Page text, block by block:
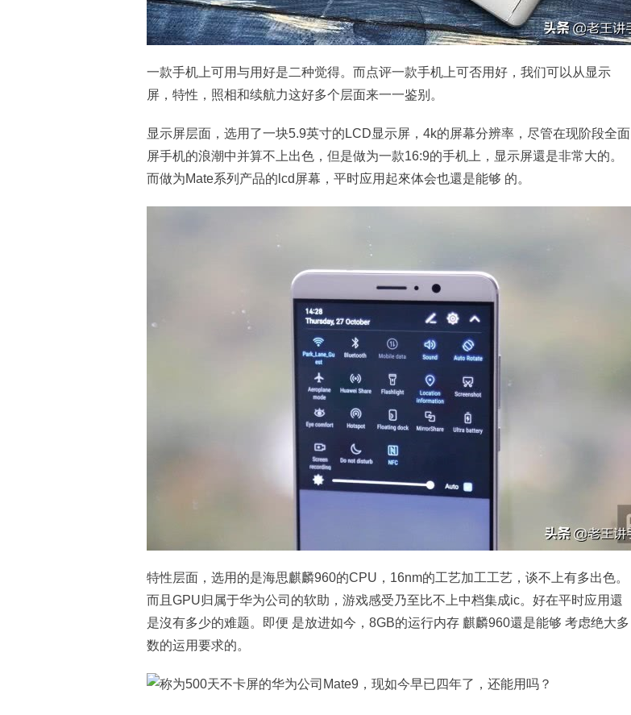
一款手机上可用与用好是二种觉得。而点评一款手机上可否用好，我们可以从显示
屏，特性，照相和续航力这好多个层面来一一鉴别。
显示屏层面，选用了一块5.9英寸的LCD显示屏，4k的屏幕分辨率，尽管在现阶段全面
屏手机的浪潮中并算不上出色，但是做为一款16:9的手机上，显示屏還是非常大的。
而做为Mate系列产品的lcd屏幕，平时应用起來体会也還是能够 的。
特性层面，选用的是海思麒麟960的CPU，16nm的工艺加工工艺，谈不上有多出色。
而且GPU归属于华为公司的软助，游戏感受乃至比不上中档集成ic。好在平时应用還
是沒有多少的难题。即便 是放进如今，8GB的运行内存 麒麟960還是能够 考虑绝大多
数的运用要求的。